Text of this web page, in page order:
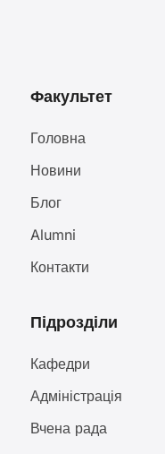
Факультет
Головна
Новини
Блог
Alumni
Контакти
Підрозділи
Кафедри
Адміністрація
Вчена рада